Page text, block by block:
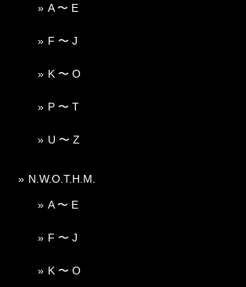
A 〜 E
F 〜 J
K 〜 O
P 〜 T
U 〜 Z
N.W.O.T.H.M.
A 〜 E
F 〜 J
K 〜 O